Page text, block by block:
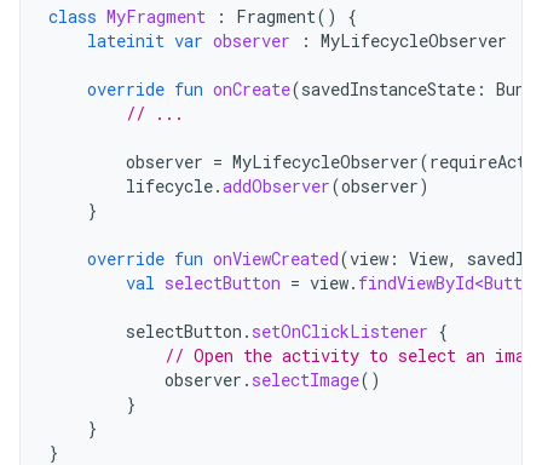
class MyFragment : Fragment()
{
lateinit var observer : MyLifecycleObserver
override fun onCreate(savedInstanceState :
// ...
observer = MyLifecycleObserver(
lifecycle.addObserver(observer)
}
override fun onViewCreated(view : View,
val selectButton = view. findViewById<Button
selectButton . setOnClickListener {
// Open the activity to select an
observer . selectImage()
}
}
}